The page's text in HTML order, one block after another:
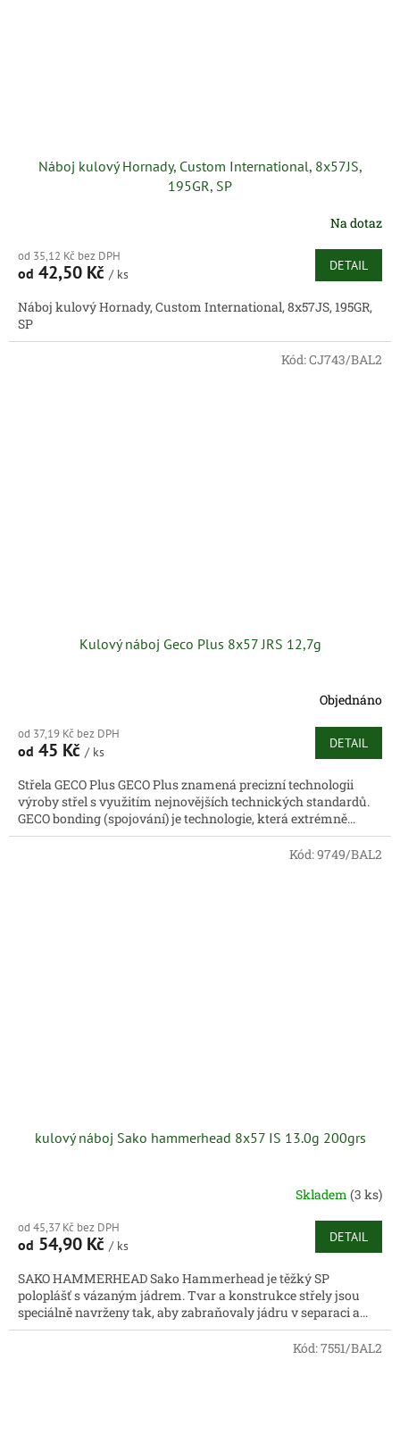
Náboj kulový Hornady, Custom International, 8x57JS,
195GR, SP
Na dotaz
od 35,12 Kč bez DPH
od 42,50 Kč / ks
DETAIL
Náboj kulový Hornady, Custom International, 8x57JS, 195GR,
SP
Kulový náboj Geco Plus 8x57 JRS 12,7g
Objednáno
od 37,19 Kč bez DPH
od 45 Kč / ks
DETAIL
Střela GECO Plus GECO Plus znamená precizní technologii
výroby střel s využitím nejnovějších technických standardů.
GECO bonding (spojování) je technologie, která extrémně...
Kód:CJ743/BAL2
kulový náboj Sako hammerhead 8x57 IS 13.0g 200grs
Skladem (3 ks)
od 45,37 Kč bez DPH
od 54,90 Kč / ks
DETAIL
SAKO HAMMERHEAD Sako Hammerhead je těžký SP
poloplášť s vázaným jádrem. Tvar a konstrukce střely jsou
speciálně navrženy tak, aby zabraňovaly jádru v separaci a...
Kód:9749/BAL2
Kód:7551/BAL2